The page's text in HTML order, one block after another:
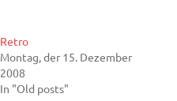
Retro
Montag, der 15. Dezember
2008
In "Old posts"